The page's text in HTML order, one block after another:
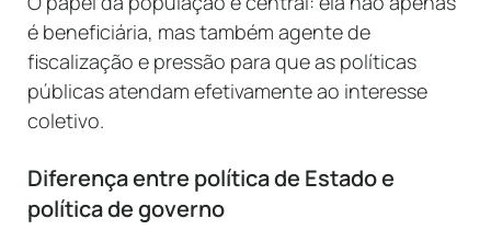
é beneficiária, mas também agente de
fiscalização e pressão para que as políticas
públicas atendam efetivamente ao interesse
coletivo.
Diferença entre política de Estado e
política de governo